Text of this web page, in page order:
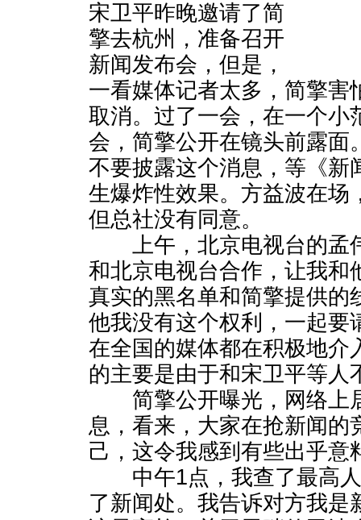
宋卫平昨晚邀请了简
擎去杭州，准备召开
新闻发布会，但是，
一看媒体记者太多，简擎害
取消。过了一会，在一个小
会，简擎公开在镜头前露面
不要披露这个消息，等《新
生爆炸性效果。方益波在场
但总社没有同意。
上午，北京电视台的孟
和北京电视台合作，让我和
真实的黑名单和简擎提供的
他我没有这个权利，一起要
在全国的媒体都在积极地介
的主要是由于和宋卫平等人
简擎公开曝光，网络上
息，看来，大家在抢新闻的
己，这令我感到有些出乎意
中午1点，我查了最高人
了新闻处。我告诉对方我是